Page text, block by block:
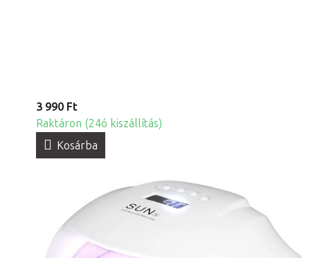
3 990 Ft
Raktáron (24ó kiszállítás)
Kosárba